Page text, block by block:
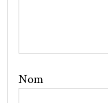
Nom